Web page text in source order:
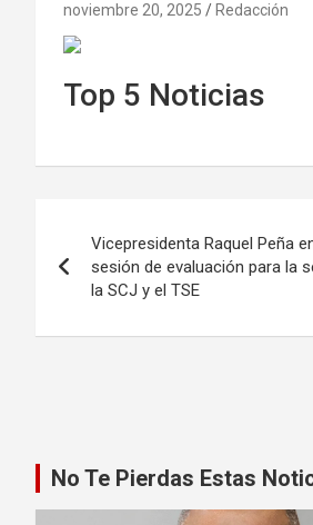
noviembre 20, 2025 Redacción
Top 5 Noticias
de
entradas
Vicepresidenta Raquel Peña
sesión de evaluación para la
la SCJ y el TSE
No Te Pierdas Estas